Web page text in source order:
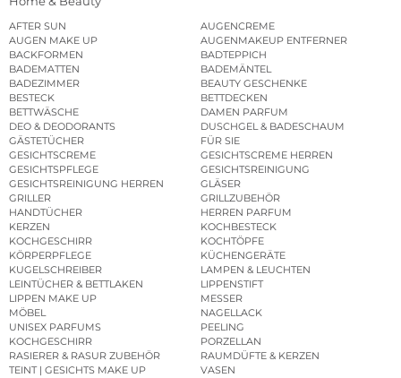
AFTER SUN
AUGENCREME
AUGEN MAKE UP
AUGENMAKEUP ENTFERNER
BACKFORMEN
BADTEPPICH
BADEMATTEN
BADEMÄNTEL
BADEZIMMER
BEAUTY GESCHENKE
BESTECK
BETTDECKEN
BETTWÄSCHE
DAMEN PARFUM
DEO & DEODORANTS
DUSCHGEL & BADESCHAUM
GÄSTETÜCHER
FÜR SIE
GESICHTSCREME
GESICHTSCREME HERREN
GESICHTSPFLEGE
GESICHTSREINIGUNG
GESICHTSREINIGUNG HERREN
GLÄSER
GRILLER
GRILLZUBEHÖR
HANDTÜCHER
HERREN PARFUM
KERZEN
KOCHBESTECK
KOCHGESCHIRR
KOCHTÖPFE
KÖRPERPFLEGE
KÜCHENGERÄTE
KUGELSCHREIBER
LAMPEN & LEUCHTEN
LEINTÜCHER & BETTLAKEN
LIPPENSTIFT
LIPPEN MAKE UP
MESSER
MÖBEL
NAGELLACK
UNISEX PARFUMS
PEELING
KOCHGESCHIRR
PORZELLAN
RASIERER & RASUR ZUBEHÖR
RAUMDÜFTE & KERZEN
TEINT | GESICHTS MAKE UP
VASEN